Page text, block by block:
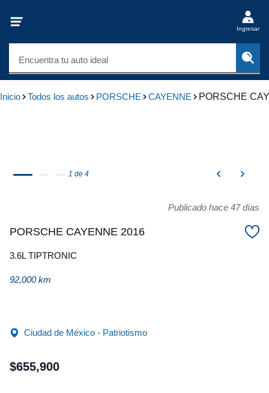
Ingresar
Encuentra tu auto ideal
Inicio Todos los autos PORSCHE CAYENNE PORSCHE
1 de 4
Publicado hace 47 días
PORSCHE CAYENNE 2016
3.6L TIPTRONIC
92,000 km
Ciudad de México - Patriotismo
$655,900